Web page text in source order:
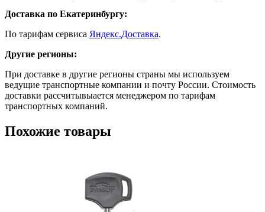
Доставка по Екатеринбургу:
По тарифам сервиса Яндекс.Доставка.
Другие регионы:
При доставке в другие регионы страны мы используем
ведущие транспортные компании и почту России. Стоимость
доставки рассчитывыается менеджером по тарифам
транспортных компаний.
Похожие товары